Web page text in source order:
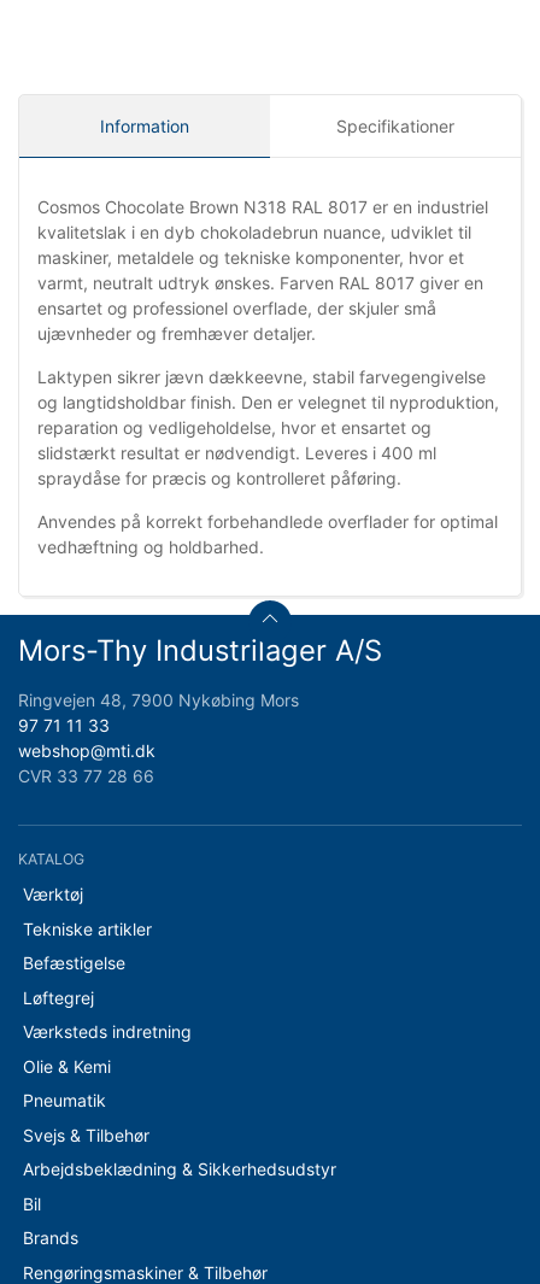
Information Specifikationer
Cosmos Chocolate Brown N318 RAL 8017 er en industriel
kvalitetslak i en dyb chokoladebrun nuance, udviklet til
maskiner, metaldele og tekniske komponenter, hvor et
varmt, neutralt udtryk ønskes. Farven RAL 8017 giver en
ensartet og professionel overflade, der skjuler små
ujævnheder og fremhæver detaljer.
Laktypen sikrer jævn dækkeevne, stabil farvegengivelse
og langtidsholdbar finish. Den er velegnet til nyproduktion,
reparation og vedligeholdelse, hvor et ensartet og
slidstærkt resultat er nødvendigt. Leveres i 400 ml
spraydåse for præcis og kontrolleret påføring.
Anvendes på korrekt forbehandlede overflader for optimal
vedhæftning og holdbarhed.
Mors-Thy Industrilager A/S
Ringvejen 48, 7900 Nykøbing Mors
97 71 11 33
webshop@mti.dk
CVR 33 77 28 66
KATALOG
Værktøj
Tekniske artikler
Befæstigelse
Løftegrej
Værksteds indretning
Olie & Kemi
Pneumatik
Svejs & Tilbehør
Arbejdsbeklædning & Sikkerhedsudstyr
Bil
Brands
Rengøringsmaskiner & Tilbehør